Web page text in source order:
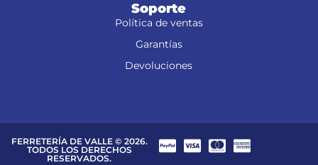
Soporte
Política de ventas
Garantías
Devoluciones
FERRETERÍA DE VALLE © 2026.
TODOS LOS DERECHOS
RESERVADOS.